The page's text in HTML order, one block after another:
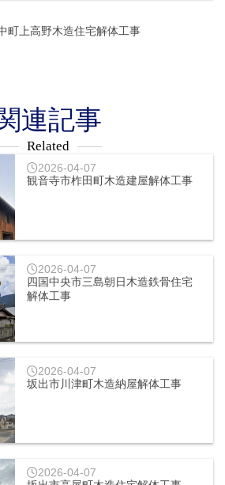
町上高野木造住宅解体工事
連記事
Related
2026-04-07
観音寺市柞田町木造建屋解体工事
2026-04-07
四国中央市三島朝日木造鉄骨住宅
解体工事
2026-04-07
坂出市川津町木造納屋解体工事
2026-04-07